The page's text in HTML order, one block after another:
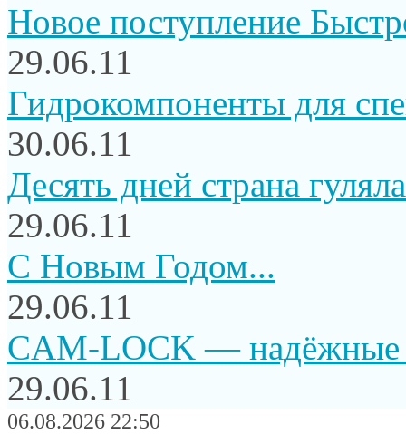
Новое поступление
29.06.11
Гидрокомпоненты для
30.06.11
Десять дней страна
29.06.11
C Новым Годом...
29.06.11
CAM-LOCK — надёжные
29.06.11
06.08.2026 22:50